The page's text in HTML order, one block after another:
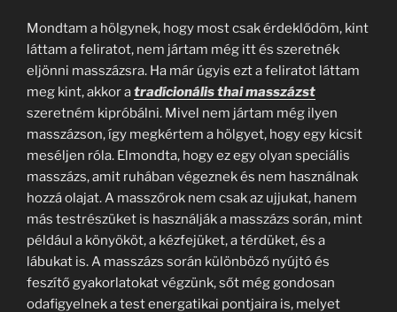
Mondtam a hölgynek, hogy most csak érdeklődöm, kint
láttam a feliratot, nem jártam még itt és szeretnék
eljönni masszázsra. Ha már úgyis ezt a feliratot láttam
meg kint, akkor atradícionális thai masszázst
szeretném kipróbálni. Mivel nem jártam még ilyen
masszázson, így megkértem a hölgyet, hogy egy kicsit
meséljen róla. Elmondta, hogy ez egy olyan speciális
masszázs, amit ruhában végeznek és nem használnak
hozzá olajat. A masszőrok nem csak az ujjukat, hanem
más testrészüket is használják a masszázs során, mint
például a könyököt, a kézfejüket, a térdüket, és a
lábukat is. A masszázs során különböző nyújtó és
feszítő gyakorlatokat végzünk, sőt még gondosan
odafigyelnek a test energatikai pontjaira is, melyet